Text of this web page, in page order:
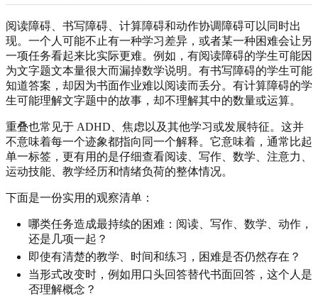
阅读障碍、书写障碍、计算障碍和动作协调障碍可以同时出
现。一个人可能不止有一种学习差异，或者某一种困难会让另
一项任务看起来比实际更难。例如，有阅读障碍的学生可能因
为文字题文本量很大而漏掉数学说明。有书写障碍的学生可能
知道答案，却因为书面作业难以阅读而丢分。有计算障碍的学
生可能理解文字题中的故事，却不理解其中的数量或运算。
重叠也常见于 ADHD、焦虑以及其他学习或发展特征。这并
不意味着每一个迹象都指向同一个解释。它意味着，通常比起
单一标签，更有用的是仔细查看阅读、写作、数学、注意力、
运动技能、教学经历和情绪负荷的整体情况。
下面是一份实用的观察清单：
哪类任务造成最持续的困难：阅读、写作、数学、动作，
还是几项一起？
即使有清楚的教学、时间和练习，困难是否仍然存在？
当形式改变时，例如用口头回答替代书面回答，这个人是
否理解概念？